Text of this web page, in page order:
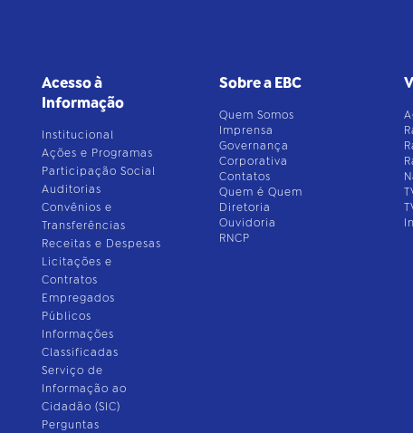
Acesso à
Informação
Institucional
Ações e Programas
Participação Social
Auditorias
Convênios e
Transferências
Receitas e Despesas
Licitações e
Contratos
Empregados
Públicos
Informações
Classificadas
Serviço de
Informação ao
Cidadão (SIC)
Perguntas
Sobre a EBC
Quem Somos
Imprensa
Governança
Corporativa
Contatos
Quem é Quem
Diretoria
Ouvidoria
RNCP